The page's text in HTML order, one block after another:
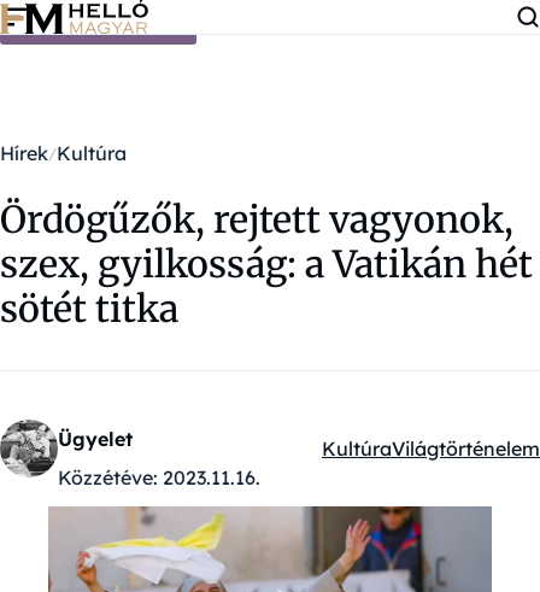
Ugrás a tartalomra
Hírek Kultúra
Ördögűzők, rejtett vagyonok,
szex, gyilkosság: a Vatikán hét
sötét titka
Ügyelet
Közzétéve: 2023.11.16.
Kategóriák:
KultúraVilágtörténelem